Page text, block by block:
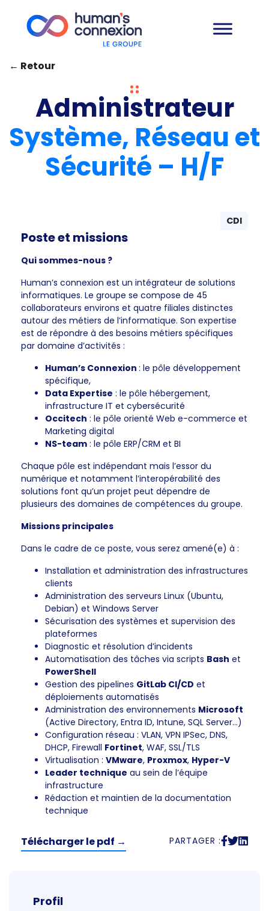
← Retour
Administrateur
Système, Réseau et
Sécurité – H/F
CDI
Poste et missions
Qui sommes-nous ?
Human’s connexion est un intégrateur de solutions
informatiques. Le groupe se compose de 45
collaborateurs environs et quatre filiales distinctes
autour des métiers de l’informatique. Son expertise
est de répondre à des besoins métiers spécifiques
par domaine d’activités :
Human’s Connexion : le pôle développement
spécifique,
Data Expertise : le pôle hébergement,
infrastructure IT et cybersécurité
Occitech : le pôle orienté Web e-commerce et
Marketing digital
NS-team : le pôle ERP/CRM et BI
Chaque pôle est indépendant mais l’essor du
numérique et notamment l’interopérabilité des
solutions font qu’un projet peut dépendre de
plusieurs des domaines de compétences du groupe.
Missions principales
Dans le cadre de ce poste, vous serez amené(e) à :
Installation et administration des infrastructures
clients
Administration des serveurs Linux (Ubuntu,
Debian) et Windows Server
Sécurisation des systèmes et supervision des
plateformes
Diagnostic et résolution d’incidents
Automatisation des tâches via scripts Bash et
PowerShell
Gestion des pipelines GitLab CI/CD et
déploiements automatisés
Administration des environnements Microsoft
(Active Directory, Entra ID, Intune, SQL Server…)
Configuration réseau : VLAN, VPN IPSec, DNS,
DHCP, Firewall Fortinet, WAF, SSL/TLS
Virtualisation : VMware, Proxmox, Hyper-V
Leader technique au sein de l’équipe
infrastructure
Rédaction et maintien de la documentation
technique
Télécharger le pdf → PARTAGER :
Profil